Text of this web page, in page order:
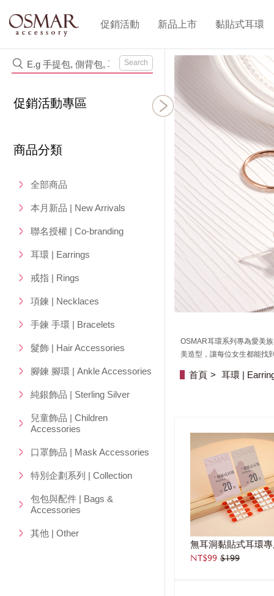
促銷活動 新品上市 黏貼式耳環
Search
促銷活動專區
商品分類
全部商品
本月新品 | New Arrivals
聯名授權 | Co-branding
耳環 | Earrings
戒指 | Rings
項鍊 | Necklaces
手鍊 手環 | Bracelets
髮飾 | Hair Accessories
腳鍊 腳環 | Ankle Accessories
純銀飾品 | Sterling Silver
兒童飾品 | Children
Accessories
口罩飾品 | Mask Accessories
特別企劃系列 | Collection
包包與配件 | Bags &
Accessories
其他 | Other
OSMAR耳環系列專為愛美
美造型，讓每位女生都能找
首頁 耳環 |
NT$99 $199